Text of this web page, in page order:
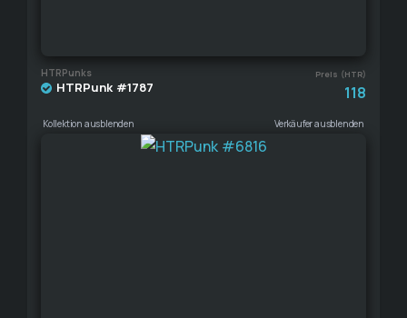
HTRPunks Preis (HTR)
HTRPunk #1787 118
Kollektion ausblenden Verkäufer ausblenden